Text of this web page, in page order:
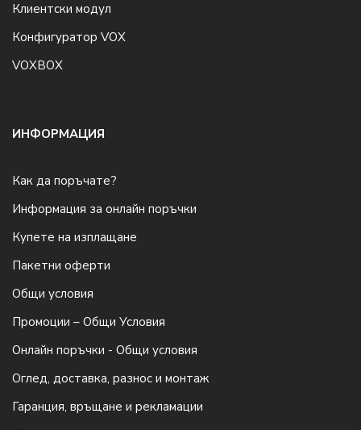
Клиентски модул
Конфигуратор VOX
VOXBOX
ИНФОРМАЦИЯ
Как да поръчате?
Информация за онлайн поръчки
Купете на изплащане
Пакетни оферти
Общи условия
Промоции – Общи Условия
Онлайн поръчки - Общи условия
Оглед, доставка, разнос и монтаж
Гаранция, връщане и рекламации